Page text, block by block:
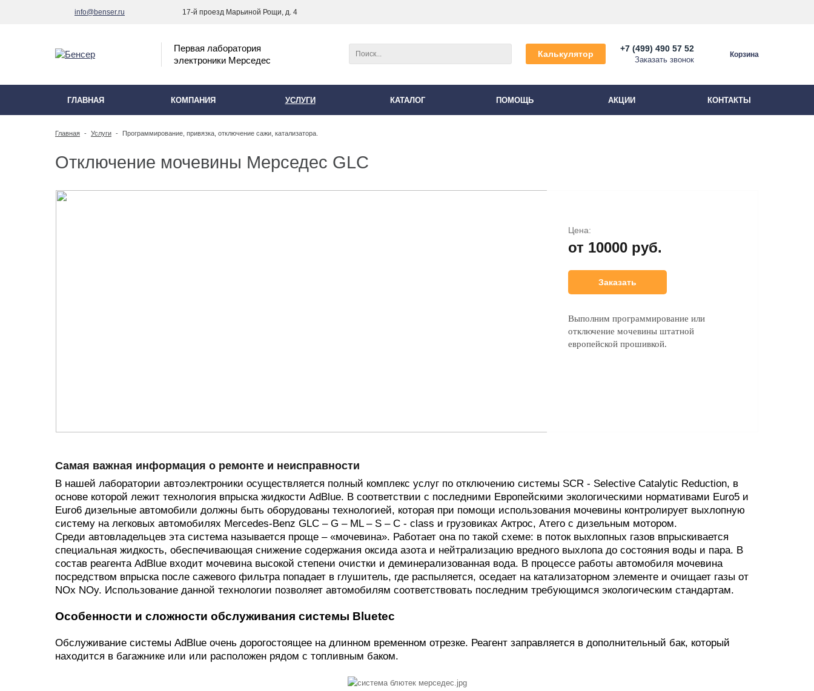
info@benser.ru 17-й проезд Марьиной Рощи, д. 4
Первая лаборатория
электроники Мерседес
Калькулятор
+7 (499) 490 57 52
Заказать звонок
Корзина
ГЛАВНАЯ КОМПАНИЯ УСЛУГИ КАТАЛОГ ПОМОЩЬ АКЦИИ КОНТАКТЫ
Главная - Услуги - Программирование, привязка, отключение сажи, катализатора.
Отключение мочевины Мерседес GLC
Цена:
от 10000 руб.
Заказать
Выполним программирование или
отключение мочевины штатной
европейской прошивкой.
Самая важная информация о ремонте и неисправности
В нашей лаборатории автоэлектроники осуществляется полный комплекс услуг по отключению системы SCR - Selective Catalytic Reduction, в
основе которой лежит технология впрыска жидкости AdBlue. В соответствии с последними Европейскими экологическими нормативами Euro5 и
Euro6 дизельные автомобили должны быть оборудованы технологией, которая при помощи использования мочевины контролирует выхлопную
систему на легковых автомобилях Mercedes-Benz GLC – G – ML – S – C - class и грузовиках Актрос, Атего с дизельным мотором.
Среди автовладельцев эта система называется проще – «мочевина». Работает она по такой схеме: в поток выхлопных газов впрыскивается
специальная жидкость, обеспечивающая снижение содержания оксида азота и нейтрализацию вредного выхлопа до состояния воды и пара. В
состав реагента AdBlue входит мочевина высокой степени очистки и деминерализованная вода. В процессе работы автомобиля мочевина
посредством впрыска после сажевого фильтра попадает в глушитель, где распыляется, оседает на катализаторном элементе и очищает газы от
NOx NOy. Использование данной технологии позволяет автомобилям соответствовать последним требующимся экологическим стандартам.
Особенности и сложности обслуживания системы Bluetec
Обслуживание системы AdBlue очень дорогостоящее на длинном временном отрезке. Реагент заправляется в дополнительный бак, который
находится в багажнике или или расположен рядом с топливным баком.